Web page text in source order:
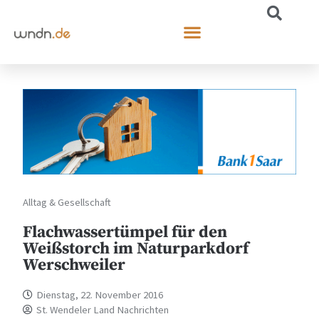
Alltag & Gesellschaft
Flachwassertümpel für den
Weißstorch im Naturparkdorf
Werschweiler
Dienstag, 22. November 2016
St. Wendeler Land Nachrichten